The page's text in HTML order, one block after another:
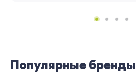
Популярные бренды